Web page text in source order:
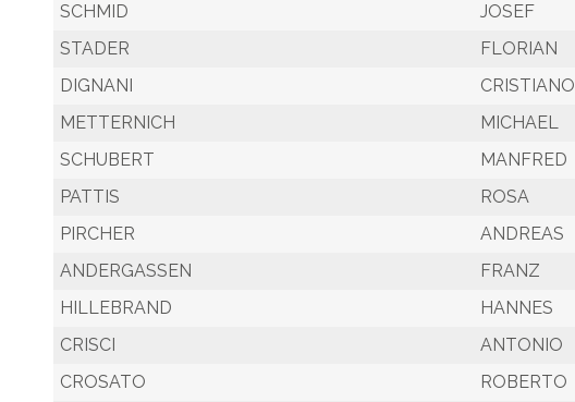
SCHMID
JOSEF
STADER
FLORIAN
DIGNANI
CRISTIANO
METTERNICH
MICHAEL
SCHUBERT
MANFRED
PATTIS
ROSA
PIRCHER
ANDREAS
ANDERGASSEN
FRANZ
HILLEBRAND
HANNES
CRISCI
ANTONIO
CROSATO
ROBERTO